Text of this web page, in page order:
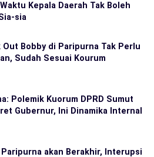
Kepala Daerah Tak Boleh
sia
Out Bobby di Paripurna Tak Perlu
Sudah Sesuai Kourum
Polemik Kuorum DPRD Sumut
Gubernur, Ini Dinamika Internal
Paripurna akan Berakhir, Interupsi